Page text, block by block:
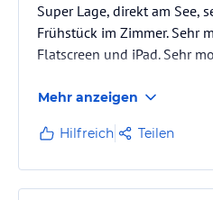
Super Lage, direkt am See,
Frühstück im Zimmer. Sehr
Flatscreen und iPad. Sehr
Mehr anzeigen
Hilfreich Teilen